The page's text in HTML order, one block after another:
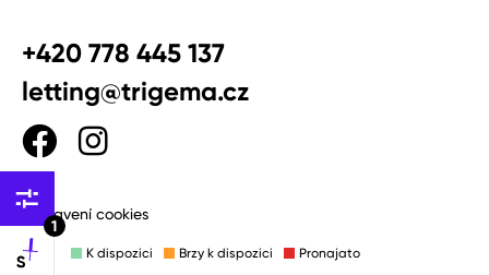
1
K dispozici Brzy k dispozici Pronajato
+420 778 445 137
letting@trigema.cz
Nastavení cookies